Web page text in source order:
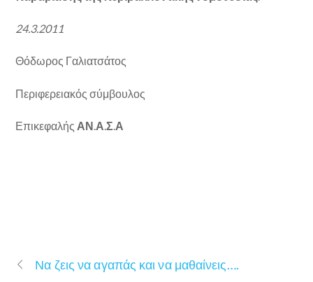
24.3.2011
Θόδωρος Γαλιατσάτος
Περιφερειακός σύμβουλος
Επικεφαλής ΑΝ.Α.Σ.Α
Να ζεις να αγαπάς και να μαθαίνεις….